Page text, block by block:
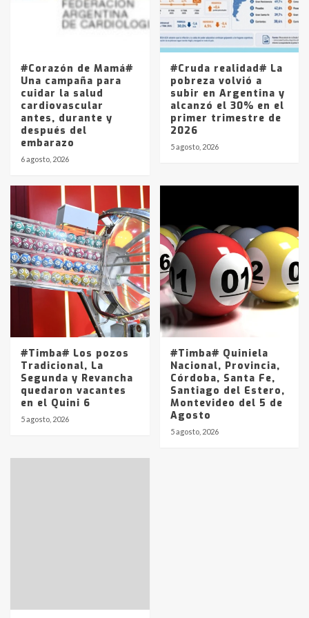
Los precios de los combustibles en
La Pampa, desde YPF hasta Axion
entre 857 a 1338 pesos
#Corazón de Mamá#
Una campaña para
cuidar la salud
cardiovascular
antes, durante y
después del
embarazo
6 agosto, 2026
#Cruda realidad# La
pobreza volvió a
subir en Argentina y
alcanzó el 30% en el
primer trimestre de
2026
5 agosto, 2026
#Timba# Los pozos
Tradicional, La
Segunda y Revancha
quedaron vacantes
en el Quini 6
5 agosto, 2026
#Timba# Quiniela
Nacional, Provincia,
Córdoba, Santa Fe,
Santiago del Estero,
Montevideo del 5 de
Agosto
5 agosto, 2026